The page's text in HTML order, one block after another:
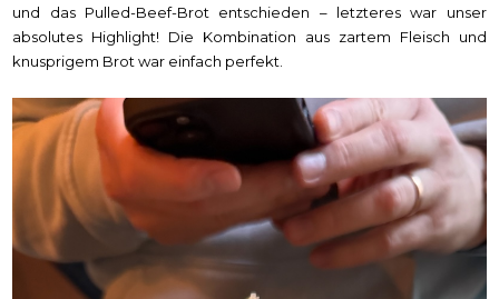
und das Pulled-Beef-Brot entschieden – letzteres war unser
absolutes Highlight! Die Kombination aus zartem Fleisch und
knusprigem Brot war einfach perfekt.